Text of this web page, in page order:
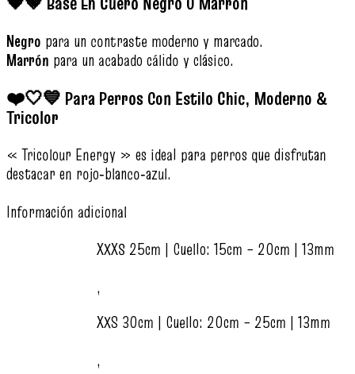
Negro para un contraste moderno y marcado.
Marrón para un acabado cálido y clásico.
❤️🤍💙 Para Perros Con Estilo Chic, Moderno &
Tricolor
« Tricolour Energy » es ideal para perros que disfrutan
destacar en rojo‑blanco‑azul.
Información adicional
XXXS 25cm | Cuello: 15cm – 20cm | 13mm
,
XXS 30cm | Cuello: 20cm – 25cm | 13mm
,